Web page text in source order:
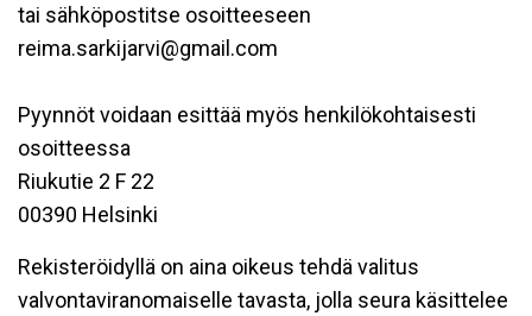
tai sähköpostitse osoitteeseen
reima.sarkijarvi@gmail.com
Pyynnöt voidaan esittää myös henkilökohtaisesti
osoitteessa
Riukutie 2 F 22
00390 Helsinki
Rekisteröidyllä on aina oikeus tehdä valitus
valvontaviranomaiselle tavasta, jolla seura käsittelee